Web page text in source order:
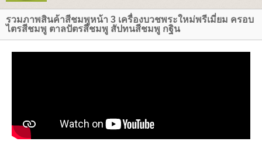
รวมภาพสินค้าสีชมพูหน้า 3 เครื่องบวชพระใหม่พรีเมี่ยม ครอบ
ไตรสีชมพู ตาลปัตรสีชมพู สัปทนสีชมพู กฐิน